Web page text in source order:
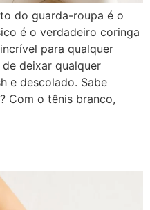
do guarda-roupa é o
é o verdadeiro coringa
para qualquer
deixar qualquer
e descolado. Sabe
Com o tênis branco,